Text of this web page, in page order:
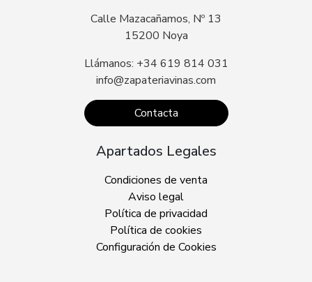
Calle Mazacañamos, Nº 13
15200 Noya
Llámanos: +34 619 814 031
info@zapateriavinas.com
Contacta
Apartados Legales
Condiciones de venta
Aviso legal
Política de privacidad
Política de cookies
Configuración de Cookies